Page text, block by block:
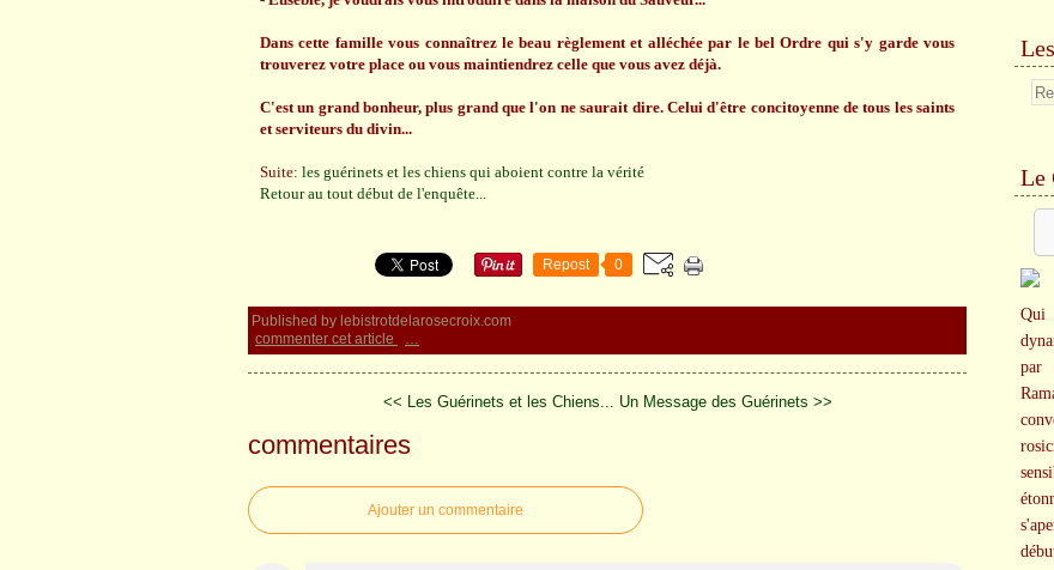
Dans cette famille vous connaîtrez le beau règlement et alléchée par le bel Ordre qui s'y garde vous
trouverez votre place ou vous maintiendrez celle que vous avez déjà.
C'est un grand bonheur, plus grand que l'on ne saurait dire. Celui d'être concitoyenne de tous les saints
et serviteurs du divin...
Suite: les guérinets et les chiens qui aboient contre la vérité
Retour au tout début de l'enquête...
Repost 0
Published by lebistrotdelarosecroix.com
commenter cet article
…
<< Les Guérinets et les Chiens... Un Message des Guérinets >>
commentaires
Ajouter un commentaire
Le
Qui
par